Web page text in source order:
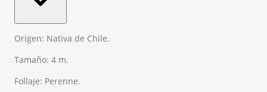
Origen: Nativa de Chile.
Tamaño: 4 m.
Follaje: Perenne.